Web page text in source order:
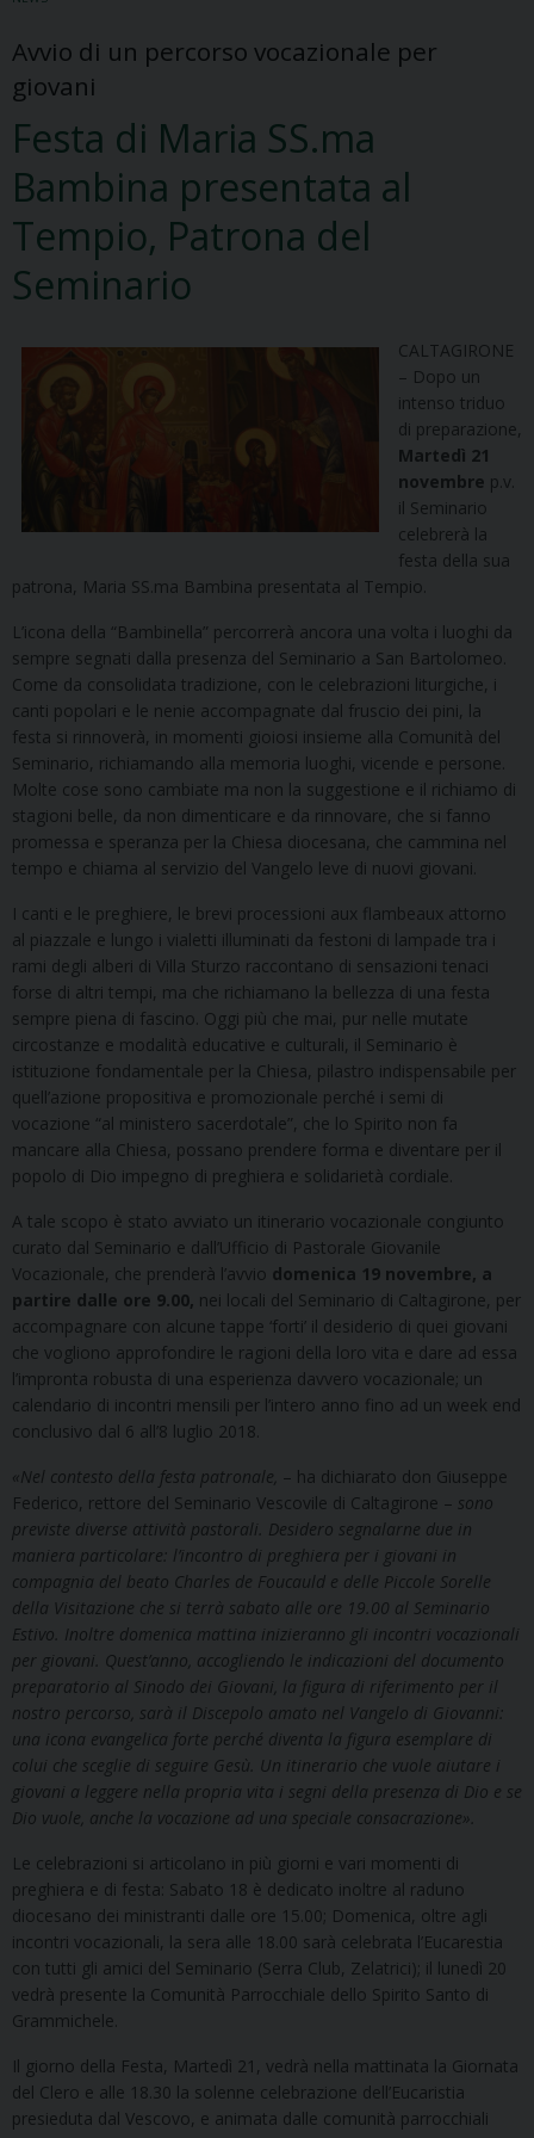
Avvio di un percorso vocazionale per
giovani
Festa di Maria SS.ma
Bambina presentata al
Tempio, Patrona del
Seminario
CALTAGIRONE
– Dopo un
intenso triduo
di preparazione,
Martedì 21
novembre p.v.
il Seminario
celebrerà la
festa della sua
patrona, Maria SS.ma Bambina presentata al Tempio.
L’icona della “Bambinella” percorrerà ancora una volta i luoghi da
sempre segnati dalla presenza del Seminario a San Bartolomeo.
Come da consolidata tradizione, con le celebrazioni liturgiche, i
canti popolari e le nenie accompagnate dal fruscio dei pini, la
festa si rinnoverà, in momenti gioiosi insieme alla Comunità del
Seminario, richiamando alla memoria luoghi, vicende e persone.
Molte cose sono cambiate ma non la suggestione e il richiamo di
stagioni belle, da non dimenticare e da rinnovare, che si fanno
promessa e speranza per la Chiesa diocesana, che cammina nel
tempo e chiama al servizio del Vangelo leve di nuovi giovani.
I canti e le preghiere, le brevi processioni aux flambeaux attorno
al piazzale e lungo i vialetti illuminati da festoni di lampade tra i
rami degli alberi di Villa Sturzo raccontano di sensazioni tenaci
forse di altri tempi, ma che richiamano la bellezza di una festa
sempre piena di fascino. Oggi più che mai, pur nelle mutate
circostanze e modalità educative e culturali, il Seminario è
istituzione fondamentale per la Chiesa, pilastro indispensabile per
quell’azione propositiva e promozionale perché i semi di
vocazione “al ministero sacerdotale”, che lo Spirito non fa
mancare alla Chiesa, possano prendere forma e diventare per il
popolo di Dio impegno di preghiera e solidarietà cordiale.
A tale scopo è stato avviato un itinerario vocazionale congiunto
curato dal Seminario e dall’Ufficio di Pastorale Giovanile
Vocazionale, che prenderà l’avvio domenica 19 novembre, a
partire dalle ore 9.00, nei locali del Seminario di Caltagirone, per
accompagnare con alcune tappe ‘forti’ il desiderio di quei giovani
che vogliono approfondire le ragioni della loro vita e dare ad essa
l’impronta robusta di una esperienza davvero vocazionale; un
calendario di incontri mensili per l’intero anno fino ad un week end
conclusivo dal 6 all’8 luglio 2018.
«Nel contesto della festa patronale, – ha dichiarato don Giuseppe
Federico, rettore del Seminario Vescovile di Caltagirone – sono
previste diverse attività pastorali. Desidero segnalarne due in
maniera particolare: l’incontro di preghiera per i giovani in
compagnia del beato Charles de Foucauld e delle Piccole Sorelle
della Visitazione che si terrà sabato alle ore 19.00 al Seminario
Estivo. Inoltre domenica mattina inizieranno gli incontri vocazionali
per giovani. Quest’anno, accogliendo le indicazioni del documento
preparatorio al Sinodo dei Giovani, la figura di riferimento per il
nostro percorso, sarà il Discepolo amato nel Vangelo di Giovanni:
una icona evangelica forte perché diventa la figura esemplare di
colui che sceglie di seguire Gesù. Un itinerario che vuole aiutare i
giovani a leggere nella propria vita i segni della presenza di Dio e se
Dio vuole, anche la vocazione ad una speciale consacrazione».
Le celebrazioni si articolano in più giorni e vari momenti di
preghiera e di festa: Sabato 18 è dedicato inoltre al raduno
diocesano dei ministranti dalle ore 15.00; Domenica, oltre agli
incontri vocazionali, la sera alle 18.00 sarà celebrata l’Eucarestia
con tutti gli amici del Seminario (Serra Club, Zelatrici); il lunedì 20
vedrà presente la Comunità Parrocchiale dello Spirito Santo di
Grammichele.
Il giorno della Festa, Martedì 21, vedrà nella mattinata la Giornata
del Clero e alle 18.30 la solenne celebrazione dell’Eucaristia
presieduta dal Vescovo, e animata dalle comunità parrocchiali